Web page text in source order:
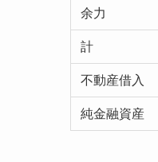
余力
計
不動産借入
純金融資産